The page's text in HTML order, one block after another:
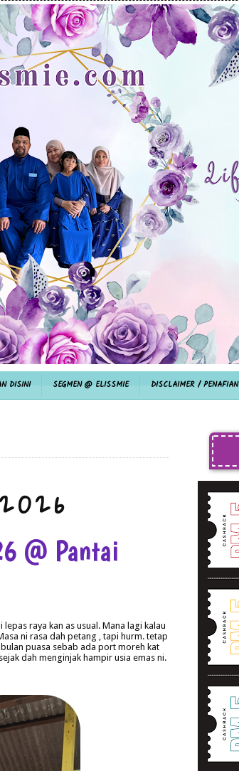
DISINI SEGMEN @ ELISSMIE DISCLAIMER / PENAFIAN
@ Pantai
raya kan as usual. Mana lagi kalau
ni rasa dah petang , tapi hurm. tetap
puasa sebab ada port moreh kat
dah menginjak hampir usia emas ni.